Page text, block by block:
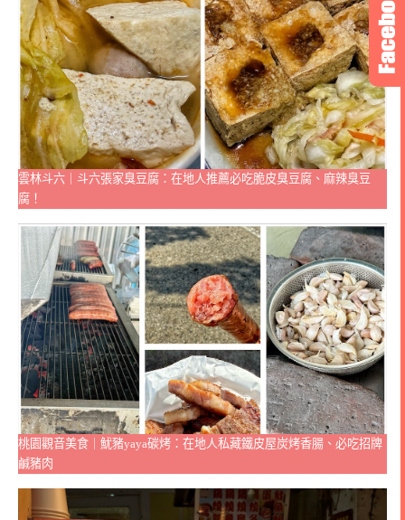
雲林斗六｜斗六張家臭豆腐：在地人推薦必吃脆皮臭豆腐、麻辣臭豆
腐！
桃園觀音美食｜魷豬yaya碳烤：在地人私藏鐵皮屋炭烤香腸、必吃招牌
鹹豬肉